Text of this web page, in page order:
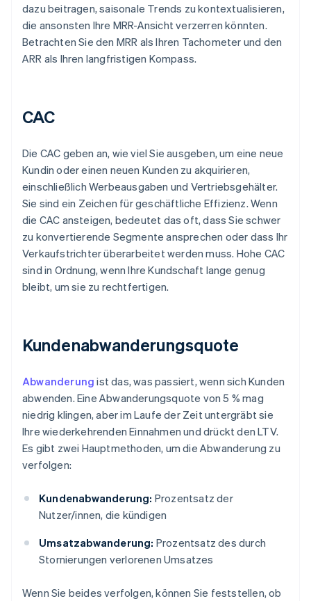
dazu beitragen, saisonale Trends zu kontextualisieren,
die ansonsten Ihre MRR-Ansicht verzerren könnten.
Betrachten Sie den MRR als Ihren Tachometer und den
ARR als Ihren langfristigen Kompass.
CAC
Die CAC geben an, wie viel Sie ausgeben, um eine neue
Kundin oder einen neuen Kunden zu akquirieren,
einschließlich Werbeausgaben und Vertriebsgehälter.
Sie sind ein Zeichen für geschäftliche Effizienz. Wenn
die CAC ansteigen, bedeutet das oft, dass Sie schwer
zu konvertierende Segmente ansprechen oder dass Ihr
Verkaufstrichter überarbeitet werden muss. Hohe CAC
sind in Ordnung, wenn Ihre Kundschaft lange genug
bleibt, um sie zu rechtfertigen.
Kundenabwanderungsquote
Abwanderung ist das, was passiert, wenn sich Kunden
abwenden. Eine Abwanderungsquote von 5 % mag
niedrig klingen, aber im Laufe der Zeit untergräbt sie
Ihre wiederkehrenden Einnahmen und drückt den LTV.
Es gibt zwei Hauptmethoden, um die Abwanderung zu
verfolgen:
Kundenabwanderung: Prozentsatz der
Nutzer/innen, die kündigen
Umsatzabwanderung: Prozentsatz des durch
Stornierungen verlorenen Umsatzes
Wenn Sie beides verfolgen, können Sie feststellen, ob